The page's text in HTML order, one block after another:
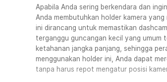
Toko Tangerang
Toko Cikupa
Pick n Go
Pick n Go Bekasi
Pick n Go Depok
Apabila Anda sering berkendara dan
Anda membutuhkan holder kamera
ini dirancang untuk memastikan
terganggu guncangan kecil yang umum
ketahanan jangka panjang, sehingga
menggunakan holder ini, Anda dapat
tanpa harus repot mengatur posisi